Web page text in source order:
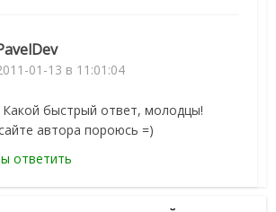
01-13 в 11:01:04
Какой быстрый ответ, молодцы!
автора пороюсь =)
ответить